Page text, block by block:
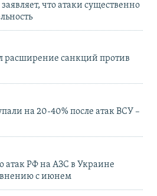
что атаки существенно
санкций против
на 20-40% после атак ВСУ –
атак РФ на АЗС в Украине
с июнем